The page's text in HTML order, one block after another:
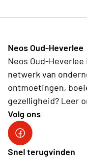
Neos Oud-Heverlee
Neos Oud-
netwerk van
ontmoetingen,
gezelligheid? Leer
Volg ons
Facebook
Snel terugvinden